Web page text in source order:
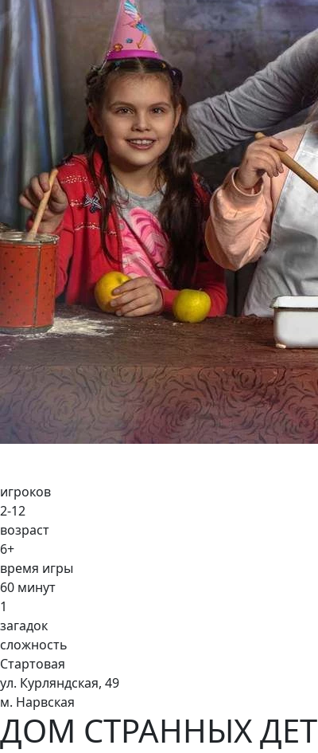
игроков
2-12
возраст
6+
время игры
60 минут
1
загадок
сложность
Стартовая
ул. Курляндская, 49
м. Нарвская
ДОМ СТРАННЫХ